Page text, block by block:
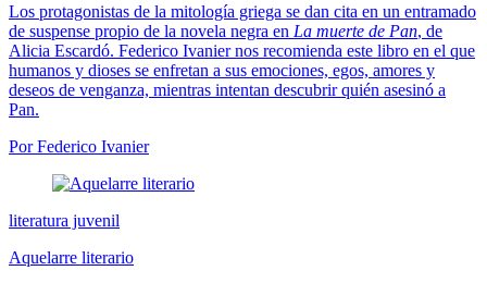
Los protagonistas de la mitología griega se dan cita en un entramado
de suspense propio de la novela negra en La muerte de Pan, de
Alicia Escardó. Federico Ivanier nos recomienda este libro en el que
humanos y dioses se enfretan a sus emociones, egos, amores y
deseos de venganza, mientras intentan descubrir quién asesinó a
Pan.
Por Federico Ivanier
literatura juvenil
Aquelarre literario